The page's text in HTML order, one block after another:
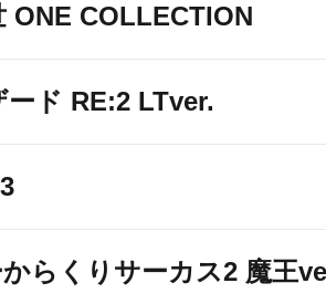
ONE COLLECTION
ド RE:2 LTver.
らくりサーカス2 魔王